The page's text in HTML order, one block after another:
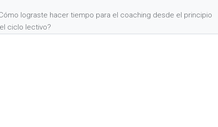
lograste hacer tiempo para el coaching desde el principio
ciclo lectivo?